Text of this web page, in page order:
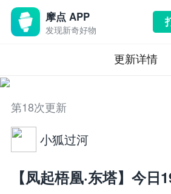
摩点 APP
发现新奇好物
更新详情
第18次更新
小狐过河
【凤起梧凰·东塔】今日